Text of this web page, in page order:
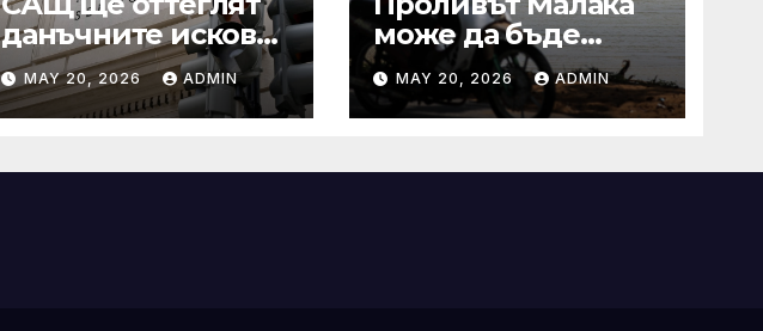
данъчните искове
срещу Тръмп
„завинаги“ в
сделката за
MAY 20, 2026 ADMIN
може да бъде
следващата точка,
ако Азия не
внимава
MAY 20, 2026 ADMIN